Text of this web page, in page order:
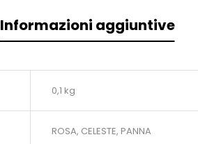
Informazioni aggiuntive
0,1 kg
ROSA, CELESTE, PANNA